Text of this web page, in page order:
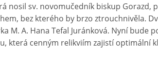
nosil sv. novomučedník biskup Gorazd,
bez kterého by brzo ztrouchnivěla.
M. A. Hana Tefal Juránková. Nyní bude
která cenným relikviím zajistí optimální